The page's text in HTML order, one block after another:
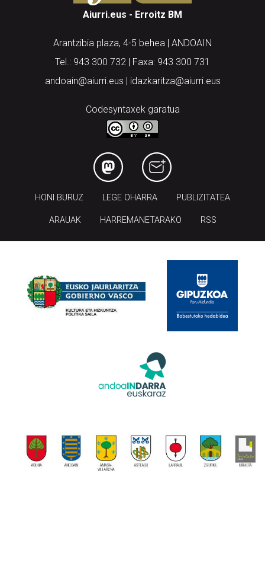
Aiurri.eus - Erroitz BM
Arantzibia plaza, 4-5 behea | ANDOAIN
Tel.: 943 300 732 | Faxa: 943 300 731
andoain@aiurri.eus | idazkaritza@aiurri.eus
Codesyntaxek garatua
HONI BURUZ LEGE OHARRA PUBLIZITATEA
ARAUAK HARREMANETARAKO RSS